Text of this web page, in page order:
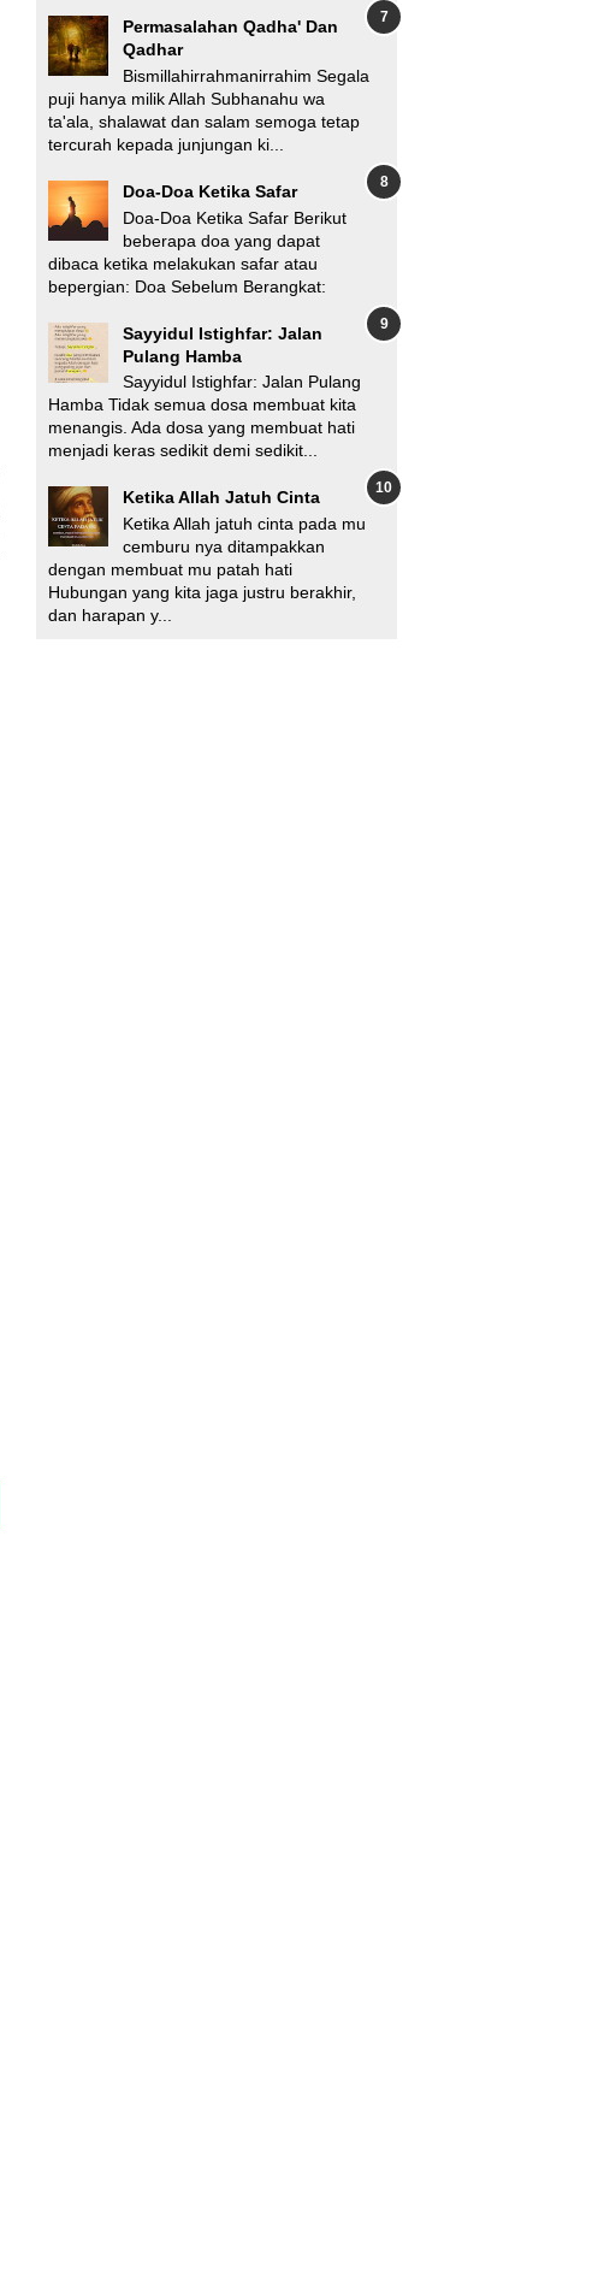
Permasalahan Qadha' Dan
Qadhar
Bismillahirrahmanirrahim Segala
puji hanya milik Allah Subhanahu wa
ta'ala, shalawat dan salam semoga tetap
tercurah kepada junjungan ki...
Doa-Doa Ketika Safar
Doa-Doa Ketika Safar Berikut
beberapa doa yang dapat
dibaca ketika melakukan safar atau
bepergian: Doa Sebelum Berangkat:
Sayyidul Istighfar: Jalan
Pulang Hamba
Sayyidul Istighfar: Jalan Pulang
Hamba Tidak semua dosa membuat kita
menangis. Ada dosa yang membuat hati
menjadi keras sedikit demi sedikit...
Ketika Allah Jatuh Cinta
Ketika Allah jatuh cinta pada mu
cemburu nya ditampakkan
dengan membuat mu patah hati
Hubungan yang kita jaga justru berakhir,
dan harapan y...